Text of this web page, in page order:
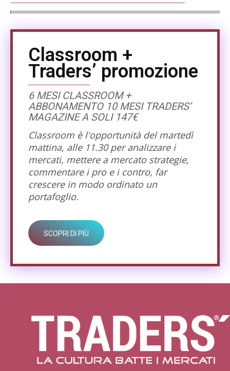
Classroom +
Traders’ promozione
6 MESI CLASSROOM +
ABBONAMENTO 10 MESI TRADERS’
MAGAZINE A SOLI 147€
Classroom è l'opportunità del martedì
mattina, alle 11.30 per analizzare i
mercati, mettere a mercato strategie,
commentare i pro e i contro, far
crescere in modo ordinato un
portafoglio.
SCOPRI DI PIÙ